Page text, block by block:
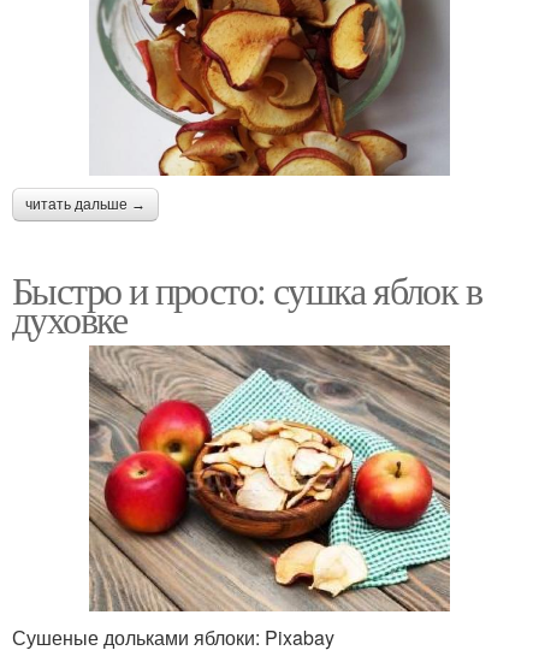
читать дальше →
Быстро и просто: сушка яблок в
духовке
Сушеные дольками яблоки: Pixabay